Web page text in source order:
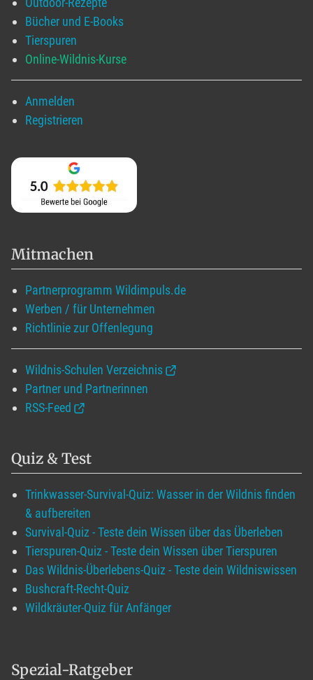
Bücher und E-Books
Tierspuren
Online-Wildnis-Kurse
Anmelden
Registrieren
Mitmachen
Partnerprogramm Wildimpuls.de
Werben / für Unternehmen
Richtlinie zur Offenlegung
Wildnis-Schulen Verzeichnis
Partner und Partnerinnen
RSS-Feed
Quiz & Test
Trinkwasser-Survival-Quiz: Wasser in der Wildnis finden
& aufbereiten
Survival-Quiz - Teste dein Wissen über das Überleben
Tierspuren-Quiz - Teste dein Wissen über Tierspuren
Das Wildnis-Überlebens-Quiz - Teste dein Wildniswissen
Bushcraft-Recht-Quiz
Wildkräuter-Quiz für Anfänger
Spezial-Ratgeber